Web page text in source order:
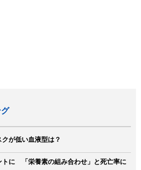
が低い血液型は？
トに 「栄養素の組み合わせ」と死亡率に